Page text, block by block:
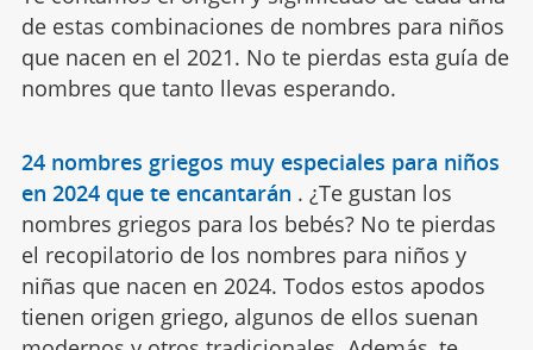
de estas combinaciones de nombres para niños
que nacen en el 2021. No te pierdas esta guía de
nombres que tanto llevas esperando.
24 nombres griegos muy especiales para niños
en 2024 que te encantarán . ¿Te gustan los
nombres griegos para los bebés? No te pierdas
el recopilatorio de los nombres para niños y
niñas que nacen en 2024. Todos estos apodos
tienen origen griego, algunos de ellos suenan